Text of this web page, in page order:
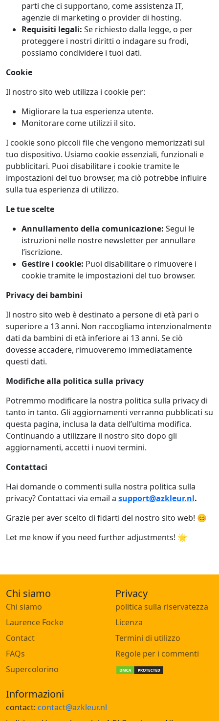
parti che ci supportano, come assistenza IT,
agenzie di marketing o provider di hosting.
Requisiti legali: Se richiesto dalla legge, o per
proteggere i nostri diritti o indagare su frodi,
possiamo condividere i tuoi dati.
Cookie
Il nostro sito web utilizza i cookie per:
Migliorare la tua esperienza utente.
Monitorare come utilizzi il sito.
I cookie sono piccoli file che vengono memorizzati sul
tuo dispositivo. Usiamo cookie essenziali, funzionali e
pubblicitari. Puoi disabilitare i cookie tramite le
impostazioni del tuo browser, ma ciò potrebbe influire
sulla tua esperienza di utilizzo.
Le tue scelte
Annullamento della comunicazione: Segui le
istruzioni nelle nostre newsletter per annullare
l’iscrizione.
Gestire i cookie: Puoi disabilitare o rimuovere i
cookie tramite le impostazioni del tuo browser.
Privacy dei bambini
Il nostro sito web è destinato a persone di età pari o
superiore a 13 anni. Non raccogliamo intenzionalmente
dati da bambini di età inferiore ai 13 anni. Se ciò
dovesse accadere, rimuoveremo immediatamente
questi dati.
Modifiche alla politica sulla privacy
Potremmo modificare la nostra politica sulla privacy di
tanto in tanto. Gli aggiornamenti verranno pubblicati su
questa pagina, inclusa la data dell’ultima modifica.
Continuando a utilizzare il nostro sito dopo gli
aggiornamenti, accetti i nuovi termini.
Contattaci
Hai domande o commenti sulla nostra politica sulla
privacy? Contattaci via email a support@azkleur.nl.
Grazie per aver scelto di fidarti del nostro sito web! 😊
Let me know if you need further adjustments! 🌟
Chi siamo
Chi siamo
Laurence Focke
Contact
FAQs
Supercolorino
Privacy
politica sulla riservatezza
Licenza
Termini di utilizzo
Regole per i commenti
Informazioni
contact: contact@azkleur.nl